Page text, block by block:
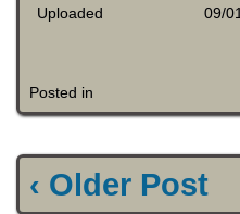
Uploaded
09/
Posted in
‹ Older Post